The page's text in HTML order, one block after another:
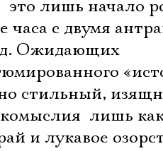
это лишь начало
часа с двумя
Ожидающих
стильный,
 лишь
и лукавое